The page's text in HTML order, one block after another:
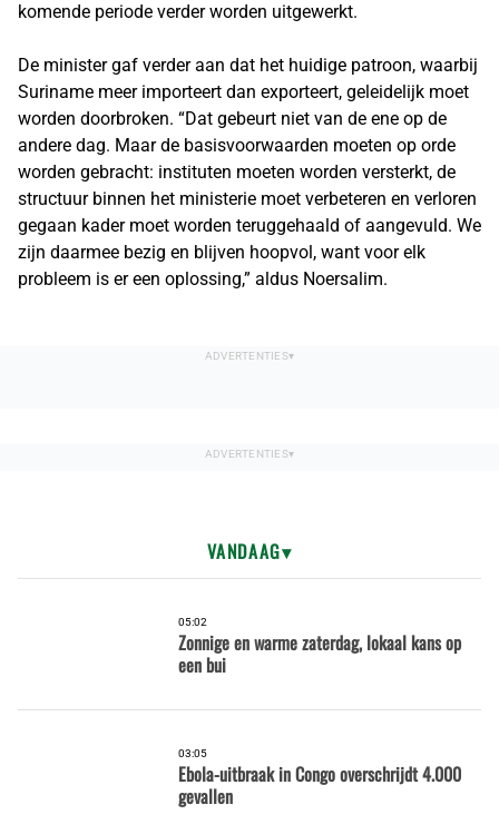
komende periode verder worden uitgewerkt.
De minister gaf verder aan dat het huidige patroon, waarbij
Suriname meer importeert dan exporteert, geleidelijk moet
worden doorbroken. “Dat gebeurt niet van de ene op de
andere dag. Maar de basisvoorwaarden moeten op orde
worden gebracht: instituten moeten worden versterkt, de
structuur binnen het ministerie moet verbeteren en verloren
gegaan kader moet worden teruggehaald of aangevuld. We
zijn daarmee bezig en blijven hoopvol, want voor elk
probleem is er een oplossing,” aldus Noersalim.
VANDAAG
05:02
Zonnige en warme zaterdag, lokaal kans op
een bui
03:05
Ebola-uitbraak in Congo overschrijdt 4.000
gevallen